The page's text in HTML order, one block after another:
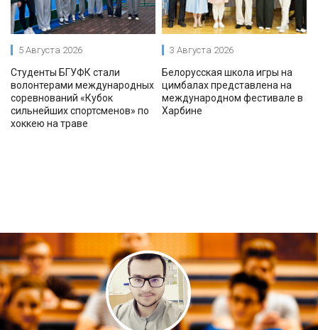
5 Августа 2026
Студенты БГУФК стали
волонтерами международных
соревнований «Кубок
сильнейших спортсменов» по
хоккею на траве
3 Августа 2026
Белорусская школа игры на
цимбалах представлена на
международном фестивале в
Харбине